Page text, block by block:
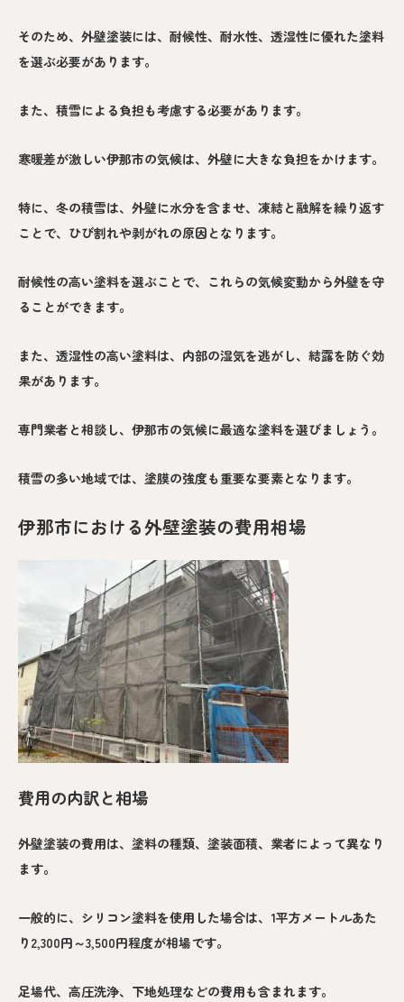
そのため、外壁塗装には、耐候性、耐水性、透湿性に優れた塗料
を選ぶ必要があります。
また、積雪による負担も考慮する必要があります。
寒暖差が激しい伊那市の気候は、外壁に大きな負担をかけます。
特に、冬の積雪は、外壁に水分を含ませ、凍結と融解を繰り返す
ことで、ひび割れや剥がれの原因となります。
耐候性の高い塗料を選ぶことで、これらの気候変動から外壁を守
ることができます。
また、透湿性の高い塗料は、内部の湿気を逃がし、結露を防ぐ効
果があります。
専門業者と相談し、伊那市の気候に最適な塗料を選びましょう。
積雪の多い地域では、塗膜の強度も重要な要素となります。
伊那市における外壁塗装の費用相場
費用の内訳と相場
外壁塗装の費用は、塗料の種類、塗装面積、業者によって異なり
ます。
一般的に、シリコン塗料を使用した場合は、1平方メートルあた
り2,300円～3,500円程度が相場です。
足場代、高圧洗浄、下地処理などの費用も含まれます。